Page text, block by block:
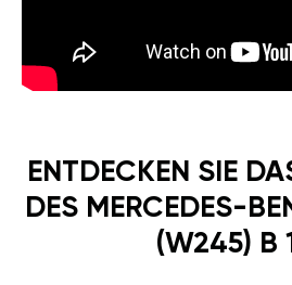
ENTDECKEN SIE
DES MERCEDES-
(W245) B